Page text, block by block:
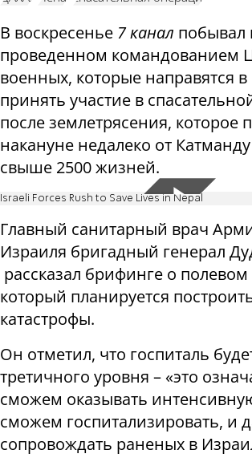
В воскресенье 7 канал побывал
проведенном командованием
военных, которые направятся
принять участие в
после землетрясения, которое
накануне недалеко от
свыше 2500 жизней.
Israeli Forces Rush to Save Lives in Nepal
Главный санитарный врач
Израиля бригадный генерал
рассказал брифинге о полевом
который планируется
катастрофы.
Он отметил, что госпиталь
третичного уровня – «это
сможем оказывать
сможем госпитализировать, и
сопровождать раненых в